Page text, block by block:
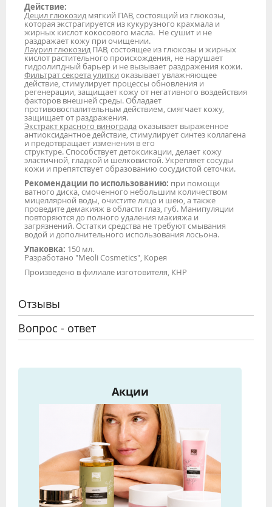
Действие:
Децил глюкозид мягкий ПАВ, состоящий из глюкозы,
которая экстрагируется из кукурузного крахмала и
жирных кислот кокосового масла. Не сушит и не
раздражает кожу при очищении.
Лаурил глюкозид ПАВ, состоящее из глюкозы и жирных
кислот растительного происхождения, не нарушает
гидролипдный барьер и не вызывает раздражения кожи.
Фильтрат секрета улитки оказывает увлажняющее
действие, стимулирует процессы обновления и
регенерации, защищает кожу от негативного воздействия
факторов внешней среды. Обладает
противовоспалительным действием, смягчает кожу,
защищает от раздражения.
Экстракт красного винограда оказывает выраженное
антиоксидантное действие, стимулирует синтез коллагена
и предотвращает изменения в его
структуре. Способствует детоксикации, делает кожу
эластичной, гладкой и шелковистой. Укрепляет сосуды
кожи и препятствует образованию сосудистой сеточки.
Рекомендации по использованию: при помощи
ватного диска, смоченного небольшим количеством
мицеллярной воды, очистите лицо и шею, а также
проведите демакияж в области глаз, губ. Манипуляции
повторяются до полного удаления макияжа и
загрязнений. Остатки средства не требуют смывания
водой и дополнительного использования лосьона.
Упаковка: 150 мл.
Разработано "Meoli Cosmetics", Корея
Произведено в филиале изготовителя, КНР
Отзывы
Вопрос - ответ
Акции